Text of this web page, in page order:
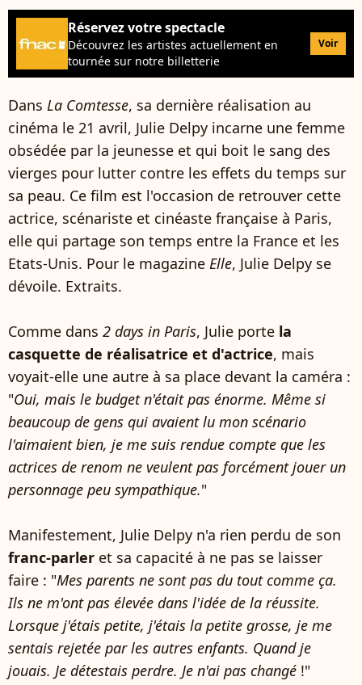
Réservez votre spectacle
Découvrez les artistes actuellement en
tournée sur notre billetterie
Voir
Dans La Comtesse, sa dernière réalisation au
cinéma le 21 avril, Julie Delpy incarne une femme
obsédée par la jeunesse et qui boit le sang des
vierges pour lutter contre les effets du temps sur
sa peau. Ce film est l'occasion de retrouver cette
actrice, scénariste et cinéaste française à Paris,
elle qui partage son temps entre la France et les
Etats-Unis. Pour le magazine Elle, Julie Delpy se
dévoile. Extraits.
Comme dans 2 days in Paris, Julie porte la
casquette de réalisatrice et d'actrice, mais
voyait-elle une autre à sa place devant la caméra :
"Oui, mais le budget n'était pas énorme. Même si
beaucoup de gens qui avaient lu mon scénario
l'aimaient bien, je me suis rendue compte que les
actrices de renom ne veulent pas forcément jouer un
personnage peu sympathique."
Manifestement, Julie Delpy n'a rien perdu de son
franc-parler et sa capacité à ne pas se laisser
faire : "Mes parents ne sont pas du tout comme ça.
Ils ne m'ont pas élevée dans l'idée de la réussite.
Lorsque j'étais petite, j'étais la petite grosse, je me
sentais rejetée par les autres enfants. Quand je
jouais. Je détestais perdre. Je n'ai pas changé !"